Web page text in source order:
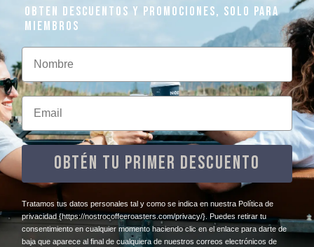
OBTEN DESCUENTOS Y PROMOCIONES, SOLO PARA
MIEMBROS
Nombre
Email
OBTÉN TU PRIMER DESCUENTO
​Tratamos tus datos personales tal y como se indica en nuestra Política de
privacidad{https://nostrocoffeeroasters.com/privacy/}. Puedes retirar tu
consentimiento en cualquier momento haciendo clic en el enlace para darte de
baja que aparece al final de cualquiera de nuestros correos electrónicos de